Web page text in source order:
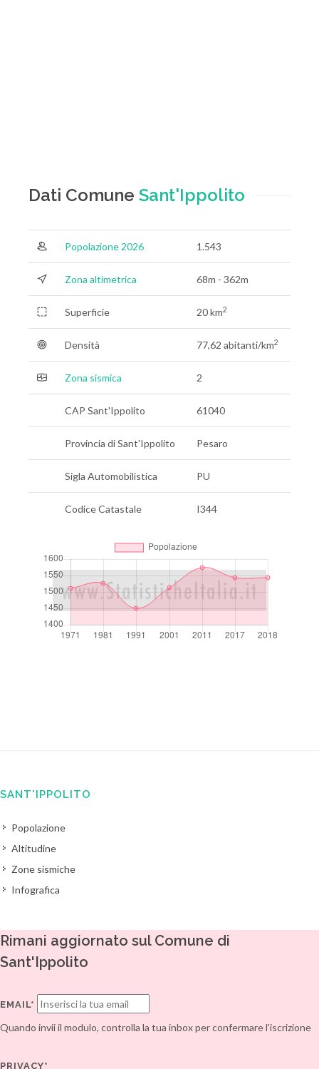
Dati Comune Sant'Ippolito
Popolazione 2026 1.543
Zona altimetrica 68m - 362m
Superficie 20 km2
Densità 77,62 abitanti/km2
Zona sismica 2
CAP Sant'Ippolito 61040
Provincia di Sant'Ippolito Pesaro
Sigla Automobilistica PU
Codice Catastale I344
SANT'IPPOLITO
Popolazione
Altitudine
Zone sismiche
Infografica
Rimani aggiornato sul Comune di
Sant'Ippolito
EMAIL*
Quando invii il modulo, controlla la tua inbox per confermare l'iscrizione
PRIVACY*